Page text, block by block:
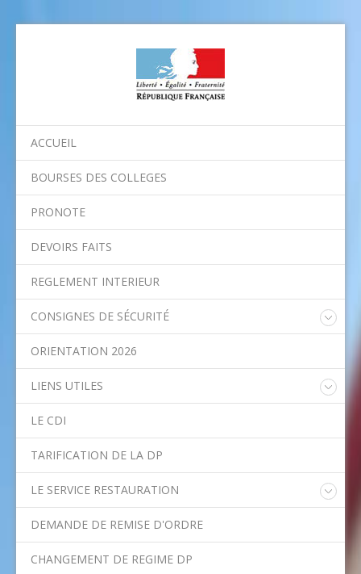
ACCUEIL
BOURSES DES COLLEGES
PRONOTE
DEVOIRS FAITS
REGLEMENT INTERIEUR
CONSIGNES DE SÉCURITÉ
ORIENTATION 2026
LIENS UTILES
Conseil Départemental du Val-de-Marne
Aides financières de l'Etat
Ministère de l'Education Nationale
LE CDI
TARIFICATION DE LA DP
LE SERVICE RESTAURATION
DEMANDE DE REMISE D'ORDRE
CHANGEMENT DE REGIME DP